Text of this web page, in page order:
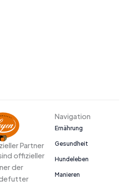
Partner
offizieller
der
Navigation
Ernährung
Gesundheit
Hundeleben
Manieren